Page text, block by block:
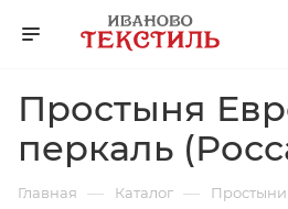
Простыня
перкаль
Главная — Каталог — Простыни